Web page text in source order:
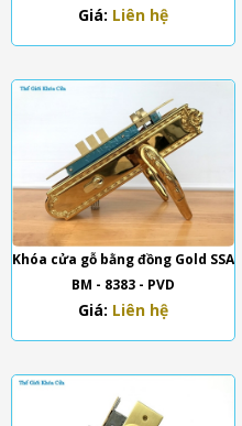
Giá: Liên hệ
Khóa cửa gỗ bằng đồng Gold SSA
BM - 8383 - PVD
Giá: Liên hệ